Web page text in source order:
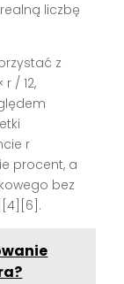
liczbę
z
/ 12,
r
procent, a
bez